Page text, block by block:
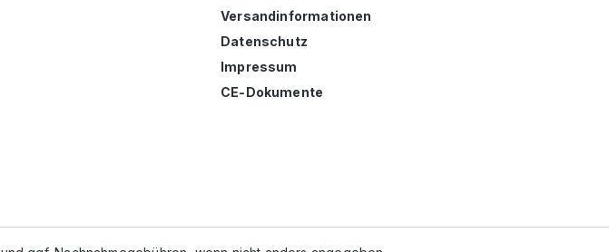
Versandinformationen
Datenschutz
Impressum
CE-Dokumente